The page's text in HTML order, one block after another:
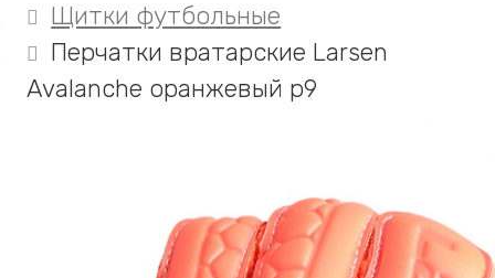
Щитки футбольные
Перчатки вратарские Larsen
Avalanche оранжевый р9